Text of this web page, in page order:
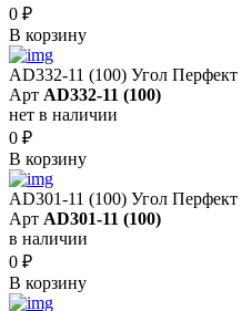
0 ₽
В корзину
AD332-11 (100) Угол Перфект
Арт AD332-11 (100)
нет в наличии
0 ₽
В корзину
AD301-11 (100) Угол Перфект
Арт AD301-11 (100)
в наличии
0 ₽
В корзину